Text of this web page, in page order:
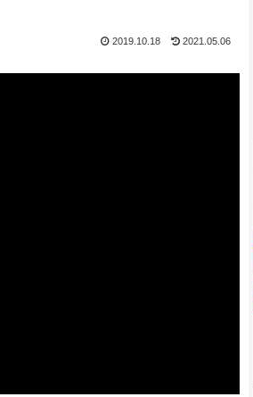
2019.10.18 2021.05.06